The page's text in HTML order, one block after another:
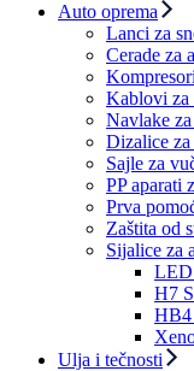
Auto oprema
Lanci za
Cerade za
Kablovi za
Navlake
Dizalice za
Sajle za
PP aparati
Prva
Zaštita od
Sijalice za
LED
H7
HB4
Ulja i tečnosti